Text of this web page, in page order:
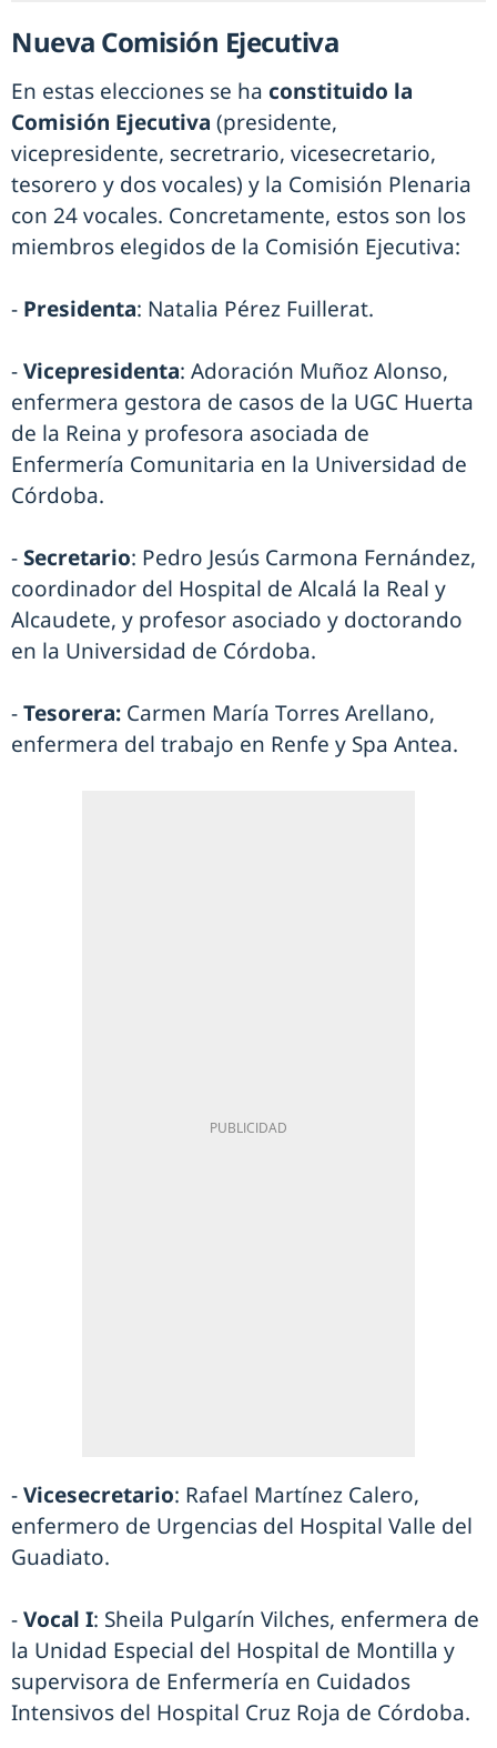
Nueva Comisión Ejecutiva
En estas elecciones se ha constituido la
Comisión Ejecutiva (presidente,
vicepresidente, secretrario, vicesecretario,
tesorero y dos vocales) y la Comisión Plenaria
con 24 vocales. Concretamente, estos son los
miembros elegidos de la Comisión Ejecutiva:
- Presidenta: Natalia Pérez Fuillerat.
-Vicepresidenta: Adoración Muñoz Alonso,
enfermera gestora de casos de la UGC Huerta
de la Reina y profesora asociada de
Enfermería Comunitaria en la Universidad de
Córdoba.
-Secretario: Pedro Jesús Carmona Fernández,
coordinador del Hospital de Alcalá la Real y
Alcaudete, y profesor asociado y doctorando
en la Universidad de Córdoba.
-Tesorera: Carmen María Torres Arellano,
enfermera del trabajo en Renfe y Spa Antea.
-Vicesecretario: Rafael Martínez Calero,
enfermero de Urgencias del Hospital Valle del
Guadiato.
-Vocal I: Sheila Pulgarín Vilches, enfermera de
la Unidad Especial del Hospital de Montilla y
supervisora de Enfermería en Cuidados
Intensivos del Hospital Cruz Roja de Córdoba.